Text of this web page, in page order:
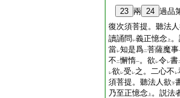
23 兩 24 過品
復次須菩提。聽法
讀誦問 レ義正憶念 上
當レ知是爲二菩薩魔事
不 二懈惰一。欲 レ令レ書
レ欲 レ受 レ之。二心不 レ
須菩提。聽法人欲下
乃至正憶念 上 。説法